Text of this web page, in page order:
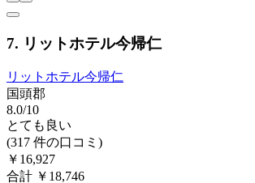
7. リットホテル今帰仁
リットホテル今帰仁
国頭郡
8.0/10
とても良い
(317 件の口コミ)
￥16,927
合計 ￥18,746